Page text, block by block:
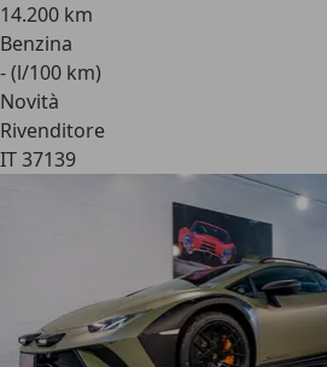
14.200 km
Benzina
- (l/100 km)
Novità
Rivenditore
IT 37139